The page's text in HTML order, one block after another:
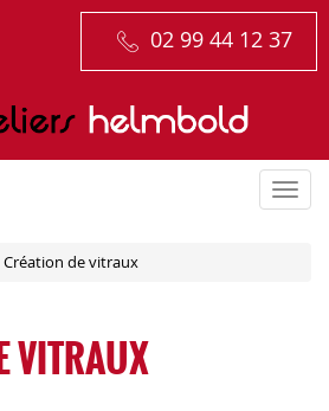
02 99 44 12 37
Création de vitraux
VITRAUX
cookies